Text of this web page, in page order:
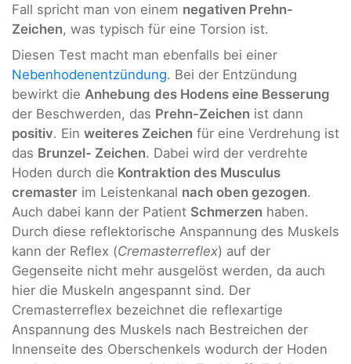
Fall spricht man von einem negativen Prehn-
Zeichen, was typisch für eine Torsion ist.
Diesen Test macht man ebenfalls bei einer
Nebenhodenentzündung. Bei der Entzündung
bewirkt die Anhebung des Hodens eine Besserung
der Beschwerden, das Prehn-Zeichen ist dann
positiv. Ein weiteres Zeichen für eine Verdrehung ist
das Brunzel- Zeichen. Dabei wird der verdrehte
Hoden durch die Kontraktion des Musculus
cremaster im Leistenkanal nach oben gezogen.
Auch dabei kann der Patient Schmerzen haben.
Durch diese reflektorische Anspannung des Muskels
kann der Reflex (Cremasterreflex) auf der
Gegenseite nicht mehr ausgelöst werden, da auch
hier die Muskeln angespannt sind. Der
Cremasterreflex bezeichnet die reflexartige
Anspannung des Muskels nach Bestreichen der
Innenseite des Oberschenkels wodurch der Hoden